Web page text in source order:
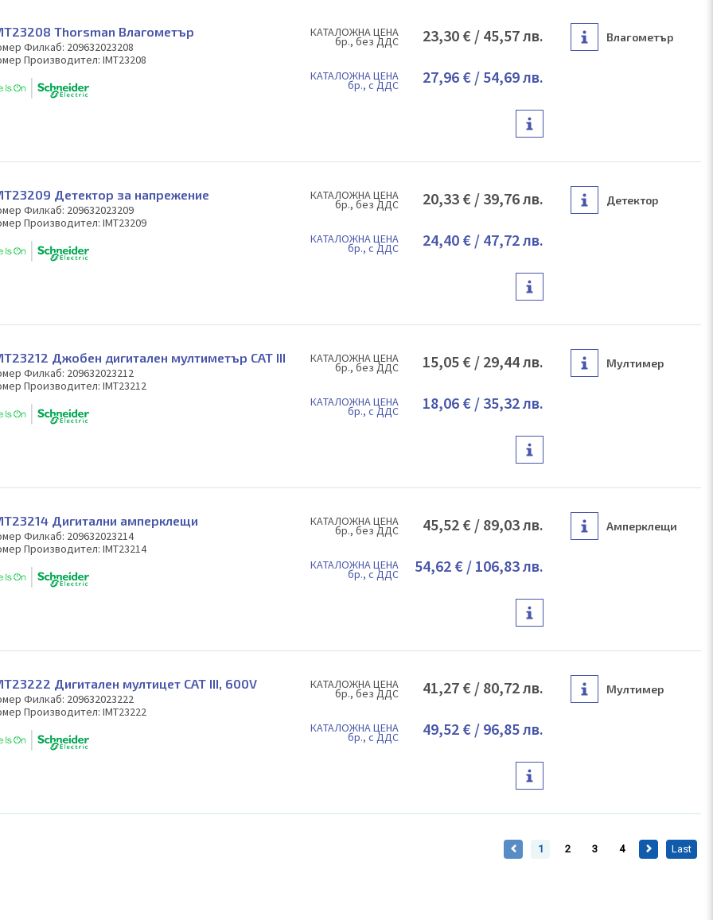
Thorsman Влагометър
Филкаб: 209632023208
Производител: IMT23208
КAТАЛОЖНА ЦЕНА
бр., без ДДС
КAТАЛОЖНА ЦЕНА
бр., с ДДС
23,30 € / 45,57 лв.
27,96 € / 54,69 лв.
Влагометър
Детектор за напрежение
Филкаб: 209632023209
Производител: IMT23209
КAТАЛОЖНА ЦЕНА
бр., без ДДС
КAТАЛОЖНА ЦЕНА
бр., с ДДС
20,33 € / 39,76 лв.
24,40 € / 47,72 лв.
Детектор
Джобен дигитален мултиметър САТ III
Филкаб: 209632023212
Производител: IMT23212
КAТАЛОЖНА ЦЕНА
бр., без ДДС
КAТАЛОЖНА ЦЕНА
бр., с ДДС
15,05 € / 29,44 лв.
18,06 € / 35,32 лв.
Мултимер
Дигитални амперклещи
Филкаб: 209632023214
Производител: IMT23214
КAТАЛОЖНА ЦЕНА
бр., без ДДС
КAТАЛОЖНА ЦЕНА
бр., с ДДС
45,52 € / 89,03 лв.
54,62 € / 106,83 лв.
Амперклещи
Дигитален мултицет САТ III, 600V
Филкаб: 209632023222
Производител: IMT23222
КAТАЛОЖНА ЦЕНА
бр., без ДДС
КAТАЛОЖНА ЦЕНА
бр., с ДДС
41,27 € / 80,72 лв.
49,52 € / 96,85 лв.
Мултимер
1 2 3 4 Last